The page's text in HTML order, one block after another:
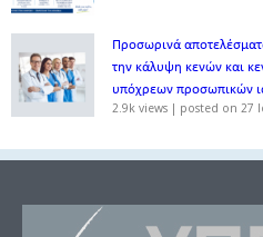
Προσωρινά
την κάλυψη κενών και
υπόχρεων προσωπικών
2.9k views | posted on 27